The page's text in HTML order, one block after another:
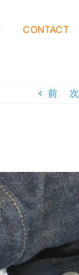
CONTACT
前 次